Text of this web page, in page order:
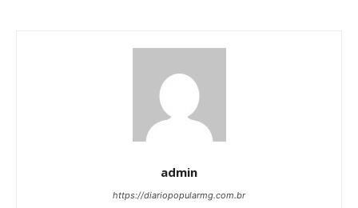
admin
https://diariopopularmg.com.br